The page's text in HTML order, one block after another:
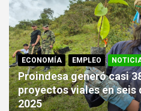
ECONOMÍA EMPLEO
Proindesa generó casi
proyectos viales en seis
2025